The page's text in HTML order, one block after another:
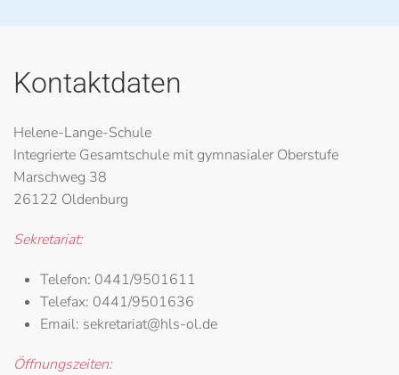
Kontaktdaten
Helene-Lange-Schule
Integrierte Gesamtschule mit gymnasialer Oberstufe
Marschweg 38
26122 Oldenburg
Sekretariat:
Telefon: 0441/9501611
Telefax: 0441/9501636
Email: sekretariat@hls-ol.de
Öffnungszeiten: